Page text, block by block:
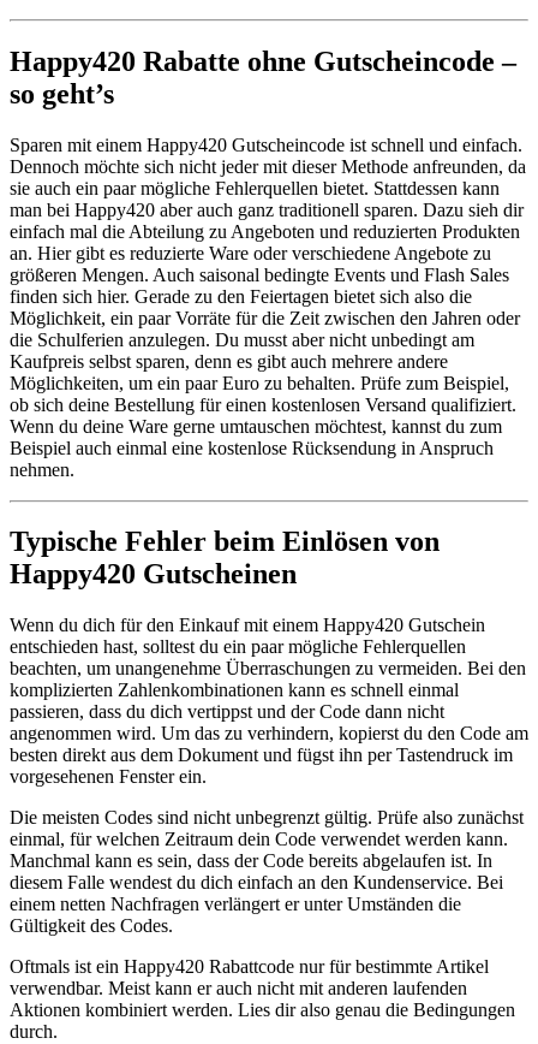
Happy420 Rabatte ohne Gutscheincode –
so geht’s
Sparen mit einem Happy420 Gutscheincode ist schnell und einfach.
Dennoch möchte sich nicht jeder mit dieser Methode anfreunden, da
sie auch ein paar mögliche Fehlerquellen bietet. Stattdessen kann
man bei Happy420 aber auch ganz traditionell sparen. Dazu sieh dir
einfach mal die Abteilung zu Angeboten und reduzierten Produkten
an. Hier gibt es reduzierte Ware oder verschiedene Angebote zu
größeren Mengen. Auch saisonal bedingte Events und Flash Sales
finden sich hier. Gerade zu den Feiertagen bietet sich also die
Möglichkeit, ein paar Vorräte für die Zeit zwischen den Jahren oder
die Schulferien anzulegen. Du musst aber nicht unbedingt am
Kaufpreis selbst sparen, denn es gibt auch mehrere andere
Möglichkeiten, um ein paar Euro zu behalten. Prüfe zum Beispiel,
ob sich deine Bestellung für einen kostenlosen Versand qualifiziert.
Wenn du deine Ware gerne umtauschen möchtest, kannst du zum
Beispiel auch einmal eine kostenlose Rücksendung in Anspruch
nehmen.
Typische Fehler beim Einlösen von
Happy420 Gutscheinen
Wenn du dich für den Einkauf mit einem Happy420 Gutschein
entschieden hast, solltest du ein paar mögliche Fehlerquellen
beachten, um unangenehme Überraschungen zu vermeiden. Bei den
komplizierten Zahlenkombinationen kann es schnell einmal
passieren, dass du dich vertippst und der Code dann nicht
angenommen wird. Um das zu verhindern, kopierst du den Code am
besten direkt aus dem Dokument und fügst ihn per Tastendruck im
vorgesehenen Fenster ein.
Die meisten Codes sind nicht unbegrenzt gültig. Prüfe also zunächst
einmal, für welchen Zeitraum dein Code verwendet werden kann.
Manchmal kann es sein, dass der Code bereits abgelaufen ist. In
diesem Falle wendest du dich einfach an den Kundenservice. Bei
einem netten Nachfragen verlängert er unter Umständen die
Gültigkeit des Codes.
Oftmals ist ein Happy420 Rabattcode nur für bestimmte Artikel
verwendbar. Meist kann er auch nicht mit anderen laufenden
Aktionen kombiniert werden. Lies dir also genau die Bedingungen
durch.